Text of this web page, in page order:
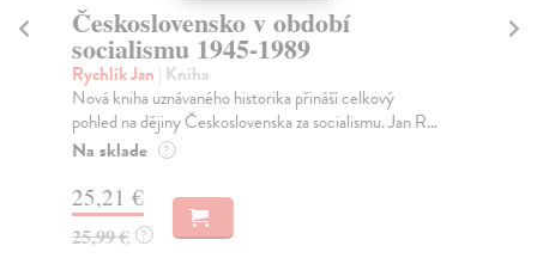
Československo v období
socialismu 1945-1989
Rychlík Jan | Kniha
Nová kniha uznávaného historika přináší celkový
pohled na dějiny Československa za socialismu. Jan R...
Na sklade ?
25,21 €
25,99 € ?